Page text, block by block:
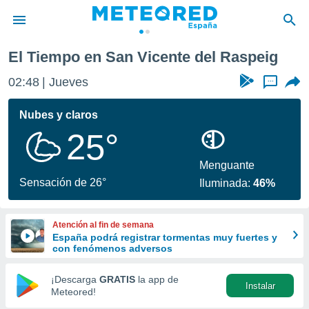
de
por
se
calidad.
a este
las
y
forma
digital
basada
El Tiempo en San Vicente del Raspeig
02:48 Jueves ...
Nubes y claros
25°
Sensación de 26°
Menguante
Iluminada:46%
Atención al fin de semana
España podrá registrar tormentas muy fuertes y
con fenómenos adversos
¡Descarga GRATIS la app de
Meteored!
Instalar